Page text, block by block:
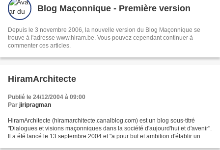
Blog Maçonnique - Première version
Depuis le 3 novembre 2006, la nouvelle version du Blog Maçonnique se
trouve à l'adresse www.hiram.be. Vous pouvez cependant continuer à
commenter ces articles.
HiramArchitecte
Publié le 24/12/2004 à 09:00
Par jiripragman
HiramArchitecte (hiramarchitecte.canalblog.com) est un blog sous-titré
"Dialogues et visions maçonniques dans la société d'aujourd'hui et d'avenir".
Il a été lancé le 13 septembre 2004 et "a pour but et ambition d'établir un